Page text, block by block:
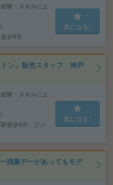
験・スキルによ
歩5分
気になる!
トン」販売スタッフ 神戸
験・スキルによ
徒歩5分、三ノ
気になる!
残業デーがあってもモデ